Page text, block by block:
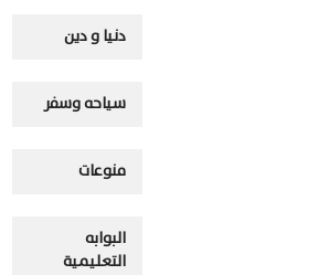
دنيا و دين
سياحه وسفر
منوعات
البوابه
التعليمية